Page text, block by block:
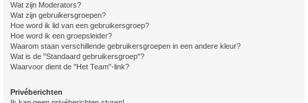
Wat zijn Moderators?
Wat zijn gebruikersgroepen?
Hoe word ik lid van een gebruikersgroep?
Hoe word ik een groepsleider?
Waarom staan verschillende gebruikersgroepen in een andere kleur?
Wat is de "Standaard gebruikersgroep"?
Waarvoor dient de "Het Team"-link?
Privéberichten